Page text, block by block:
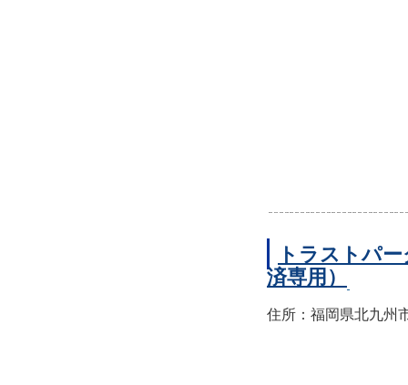
トラストパ
済専用）
住所：福岡県北九州